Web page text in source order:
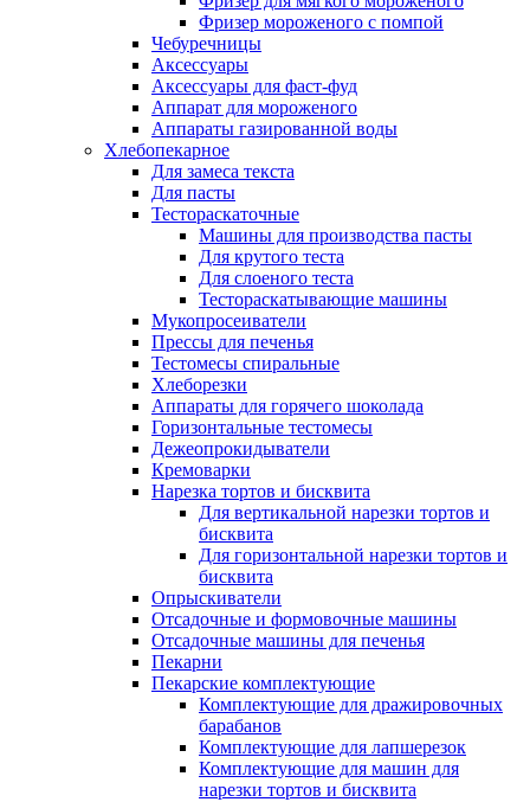
Фризер мороженого с помпой
Чебуречницы
Аксессуары
Аксессуары для фаст-фуд
Аппарат для мороженого
Аппараты газированной воды
Хлебопекарное
Для замеса текста
Для пасты
Тестораскаточные
Машины для производства пасты
Для крутого теста
Для слоеного теста
Тестораскатывающие машины
Мукопросеиватели
Прессы для печенья
Тестомесы спиральные
Хлеборезки
Аппараты для горячего шоколада
Горизонтальные тестомесы
Дежеопрокидыватели
Кремоварки
Нарезка тортов и бисквита
Для вертикальной нарезки тортов и
бисквита
Для горизонтальной нарезки тортов и
бисквита
Опрыскиватели
Отсадочные и формовочные машины
Отсадочные машины для печенья
Пекарни
Пекарские комплектующие
Комплектующие для дражировочных
барабанов
Комплектующие для лапшерезок
Комплектующие для машин для
нарезки тортов и бисквита